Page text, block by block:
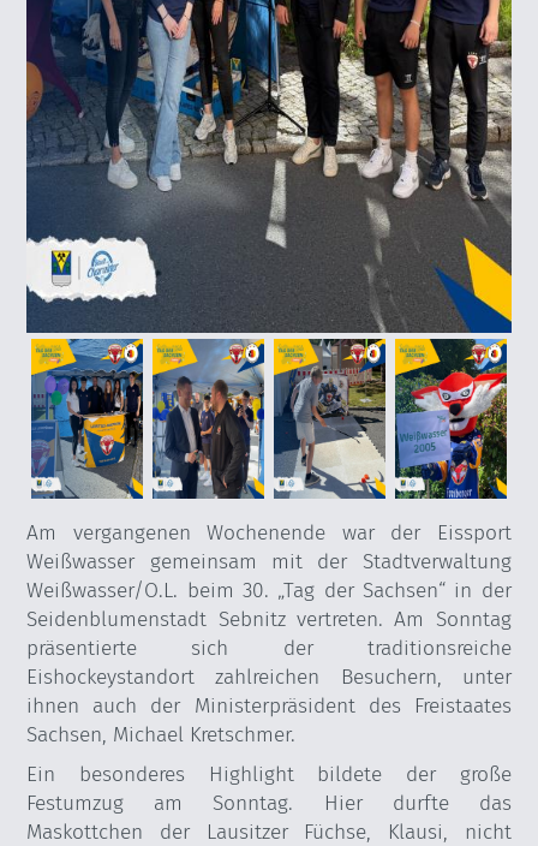
Am vergangenen Wochenende war der Eissport
Weißwasser gemeinsam mit der Stadtverwaltung
Weißwasser/O.L. beim 30. „Tag der Sachsen“ in der
Seidenblumenstadt Sebnitz vertreten. Am Sonntag
präsentierte sich der traditionsreiche
Eishockeystandort zahlreichen Besuchern, unter
ihnen auch der Ministerpräsident des Freistaates
Sachsen, Michael Kretschmer.
Ein besonderes Highlight bildete der große
Festumzug am Sonntag. Hier durfte das
Maskottchen der Lausitzer Füchse, Klausi, nicht